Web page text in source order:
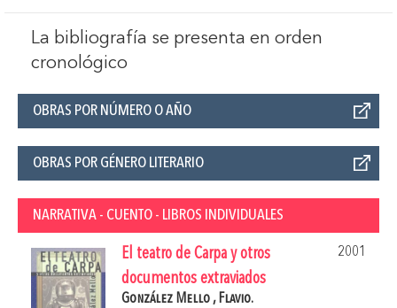
La bibliografía se presenta en orden
cronológico
OBRAS POR NÚMERO O AÑO
OBRAS POR GÉNERO LITERARIO
NARRATIVA - CUENTO - LIBROS INDIVIDUALES
El teatro de Carpa y otros
documentos extraviados
2001
González Mello , Flavio.